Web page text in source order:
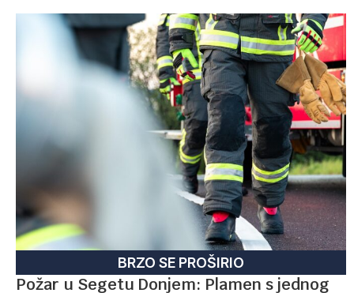
BRZO SE PROŠIRIO
Požar u Segetu Donjem: Plamen s jednog